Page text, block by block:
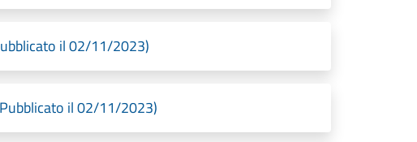
il 02/11/2023)
il 02/11/2023)